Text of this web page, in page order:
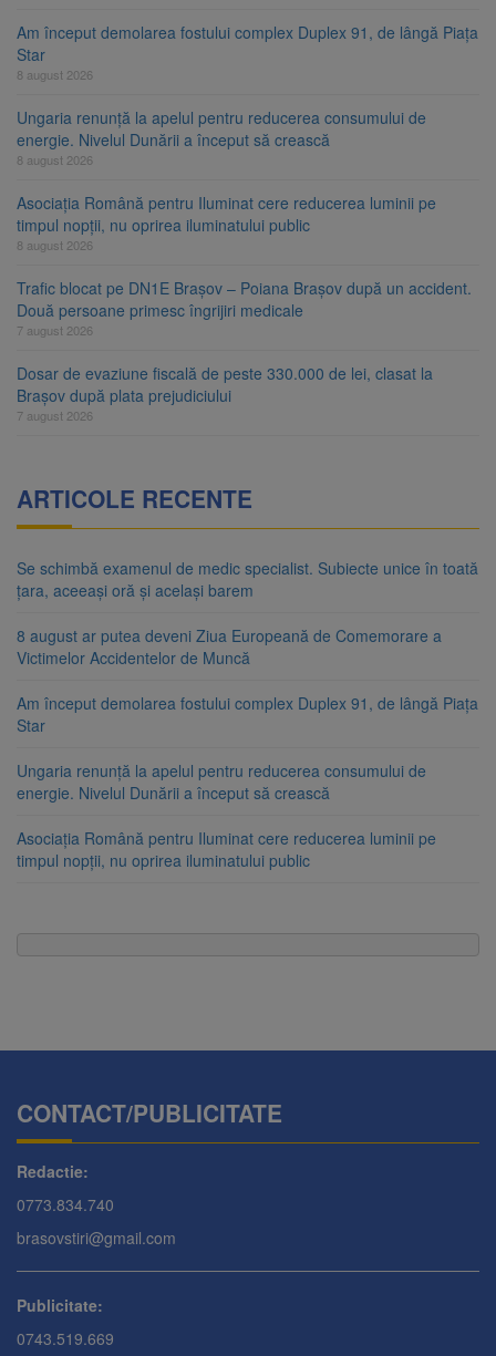
Am început demolarea fostului complex Duplex 91, de lângă Piața
Star
8 august 2026
Ungaria renunță la apelul pentru reducerea consumului de
energie. Nivelul Dunării a început să crească
8 august 2026
Asociația Română pentru Iluminat cere reducerea luminii pe
timpul nopții, nu oprirea iluminatului public
8 august 2026
Trafic blocat pe DN1E Brașov – Poiana Brașov după un accident.
Două persoane primesc îngrijiri medicale
7 august 2026
Dosar de evaziune fiscală de peste 330.000 de lei, clasat la
Brașov după plata prejudiciului
7 august 2026
ARTICOLE RECENTE
Se schimbă examenul de medic specialist. Subiecte unice în toată
țara, aceeași oră și același barem
8 august ar putea deveni Ziua Europeană de Comemorare a
Victimelor Accidentelor de Muncă
Am început demolarea fostului complex Duplex 91, de lângă Piața
Star
Ungaria renunță la apelul pentru reducerea consumului de
energie. Nivelul Dunării a început să crească
Asociația Română pentru Iluminat cere reducerea luminii pe
timpul nopții, nu oprirea iluminatului public
CONTACT/PUBLICITATE
Redactie:
0773.834.740
brasovstiri@gmail.com
Publicitate:
0743.519.669